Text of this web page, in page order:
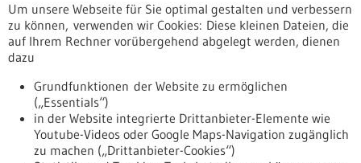
behandelt, sondern die Ursache der Krankheit angegangen –
was eine neue Perspektive in der Behandlung von Alzheimer
aufzeigt.
https://www.gesundheitsindustrie-
alzheimer-patientinnen
Pressemitteilung - 04.09.2025
Um unsere Webseite für Sie optimal gestalten und verbessern
zu können, verwenden wir Cookies: Diese kleinen Dateien, die
auf Ihrem Rechner vorübergehend abgelegt werden, dienen
dazu
Grundfunktionen der Website zu ermöglichen
(„Essentials“)
in der Website integrierte Drittanbieter-Elemente wie
Youtube-Videos oder Google Maps-Navigation zugänglich
zu machen („Drittanbieter-Cookies“)